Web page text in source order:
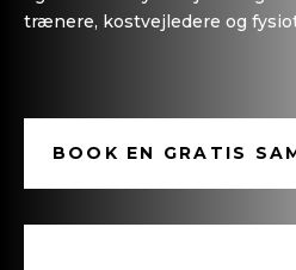
trænere, kostvejledere og
BOOK EN GRATIS